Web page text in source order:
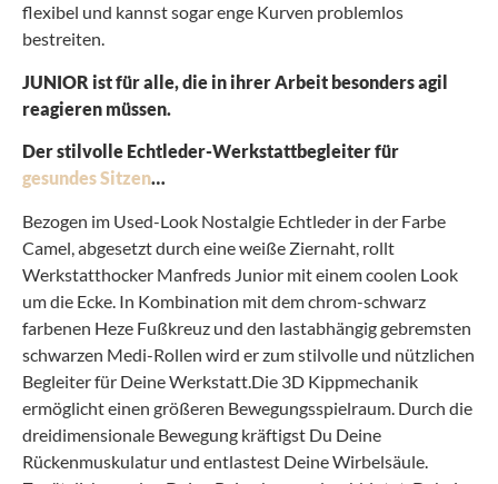
flexibel und kannst sogar enge Kurven problemlos
bestreiten.
JUNIOR ist für alle, die in ihrer Arbeit besonders agil
reagieren müssen.
Der stilvolle Echtleder-Werkstattbegleiter für
gesundes Sitzen…
Bezogen im Used-Look Nostalgie Echtleder in der Farbe
Camel, abgesetzt durch eine weiße Ziernaht, rollt
Werkstatthocker Manfreds Junior mit einem coolen Look
um die Ecke. In Kombination mit dem chrom-schwarz
farbenen Heze Fußkreuz und den lastabhängig gebremsten
schwarzen Medi-Rollen wird er zum stilvolle und nützlichen
Begleiter für Deine Werkstatt.Die 3D Kippmechanik
ermöglicht einen größeren Bewegungsspielraum. Durch die
dreidimensionale Bewegung kräftigst Du Deine
Rückenmuskulatur und entlastest Deine Wirbelsäule.